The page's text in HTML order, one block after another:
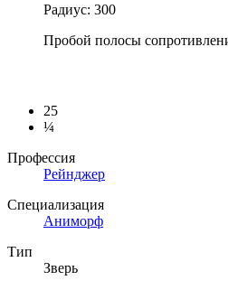
Радиус: 300
Пробой полосы
25
¼
Профессия
Рейнджер
Специализация
Аниморф
Тип
Зверь